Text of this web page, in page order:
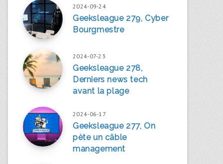
2024-09-24
Geeksleague 279, Cyber
Bourgmestre
2024-07-23
Geeksleague 278,
Derniers news tech
avant la plage
2024-06-17
Geeksleague 277, On
pète un câble
management